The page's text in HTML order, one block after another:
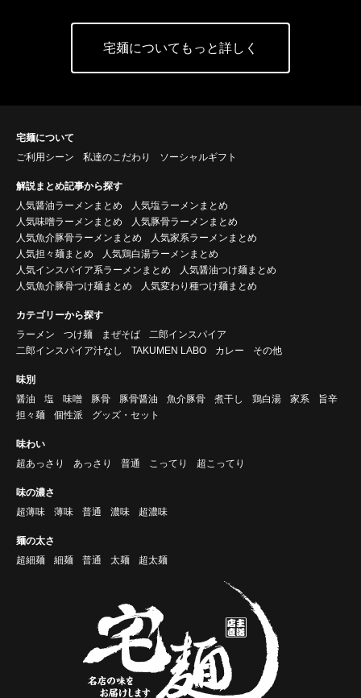
宅麺についてもっと詳しく
宅麺について
ご利用シーン
私達のこだわり ソーシャルギフト
解説まとめ記事から探す
人気醤油ラーメンまとめ
人気塩ラーメンまとめ
人気味噌ラーメンまとめ
人気豚骨ラーメンまとめ
人気魚介豚骨ラーメンまとめ
人気家系ラーメンまとめ
人気担々麺まとめ
人気鶏白湯ラーメンまとめ
人気インスパイア系ラーメンまとめ
人気醤油つけ麺まとめ
人気魚介豚骨つけ麺まとめ
人気変わり種つけ麺まとめ
カテゴリーから探す
ラーメン
つけ麺 まぜそば
二郎インスパイア
二郎インスパイア汁なし
TAKUMEN LABO カレー その他
味別
醤油
塩 味噌 豚骨 豚骨醤油 魚介豚骨 煮干し 鶏白湯 家系
旨辛
担々麺
個性派 グッズ・セット
味わい
超あっさり
あっさり 普通 こってり 超こってり
味の濃さ
超薄味
薄味 普通 濃味 超濃味
麺の太さ
超細麺
細麺 普通 太麺 超太麺